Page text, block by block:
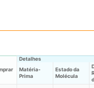
Detalhes
Matéria-
Prima
Estado da
Molécula